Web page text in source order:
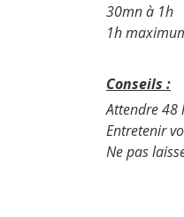
30mn à 1h
1h
Conseils :
Attendre 48
Entretenir
Ne pas